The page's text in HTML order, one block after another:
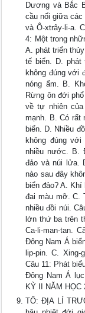
Dương và Bắc
cầu nối giữa
và Ô-xtrây-li-a.
4: Một trong
A. phát triển
tế biển. D. phát
không đúng với
nóng ẩm. B.
Rừng ôn đới
về tự nhiên
mạnh. B. Có rất
biển. D. Nhiều
không đúng
nhiều nước. B.
đảo và núi lửa.
nào sau đây
biển đảo? A.
đai màu mỡ. C.
nhiều đồi núi.
lớn thứ ba trên
Ca-li-man-tan.
Đông Nam Á
lip-pin. C. Xing-
Câu 11: Phát
Đông Nam Á
KỲ II NĂM HỌC
TỔ: ĐỊA LÍ